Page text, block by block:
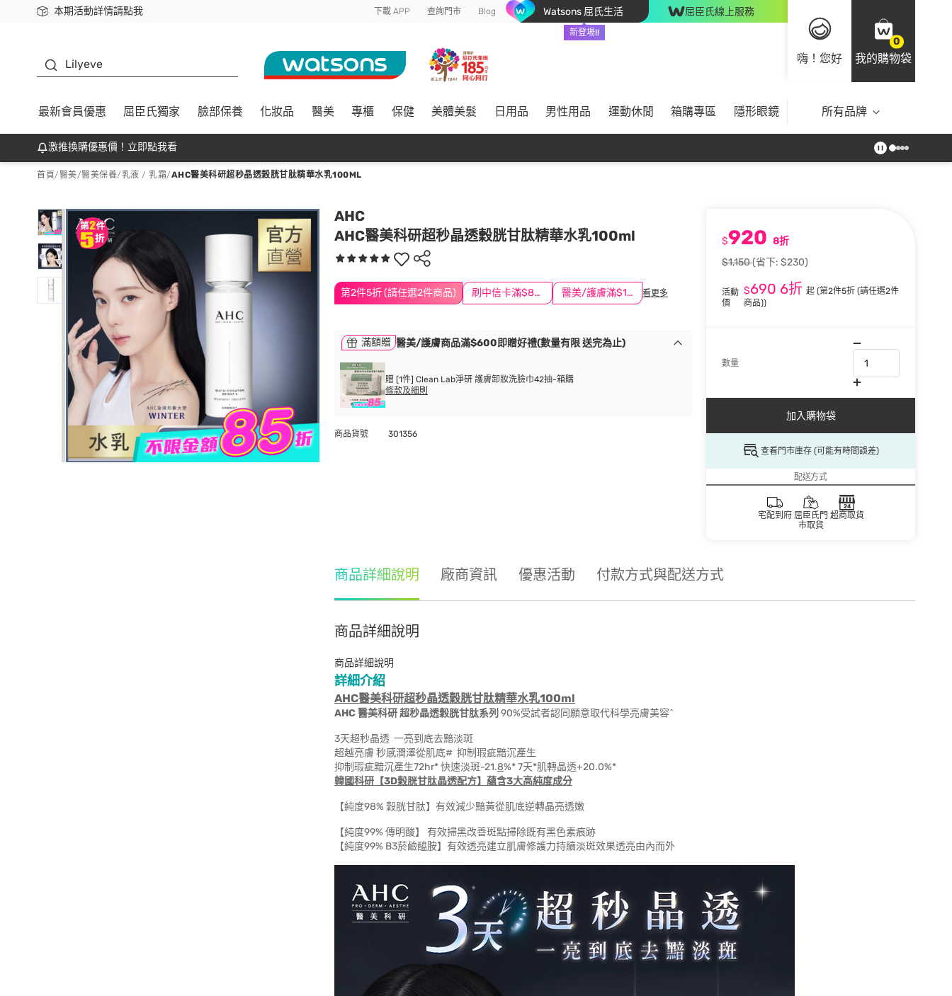
本期活動詳情請點我
下載app最高回饋$350 下載 APP 查詢門市 Blog Watsons 屈氏生活
新登場!!
屈臣氏線上服務
嗨！您好
0
我的購物袋
Lilyeve
最新會員優惠 屈臣氏獨家 臉部保養 化妝品 醫美 專櫃 保健 美體美髮 日用品 男性用品 運動休閒 箱購專區 隱形眼鏡 所有品牌
激推換購優惠價！立即點我看
首頁/醫美/醫美保養/乳液 / 乳霜/AHC醫美科研超秒晶透穀胱甘肽精華水乳100ML
AHC
AHC醫美科研超秒晶透穀胱甘肽精華水乳100ml
第2件5折 (請任選2件商品) 刷中信卡滿$888送3萬點 醫美/護膚滿$1200送$200 看更多
$920 8折
$1,150(省下: $230)
活動
價
$690 6折起(第2件5折 (請任選2件
商品))
數量
加入購物袋
查看門市庫存 (可能有時間誤差)
配送方式
宅配到府 屈臣氏門
市取貨
超商取貨
滿額贈 醫美/護膚商品滿$600即贈好禮(數量有限 送完為止)
贈 [1件] Clean Lab淨研 護膚卸妝洗臉巾42抽-箱購
條款及細則
商品貨號 301356
商品詳細說明 廠商資訊 優惠活動 付款方式與配送方式
商品詳細說明
商品詳細說明
詳細介紹
AHC醫美科研超秒晶透穀胱甘肽精華水乳100ml
AHC醫美科研超秒晶透穀胱甘肽系列 90%受試者認同願意取代科學亮膚美容^
3天超秒晶透 一亮到底去黯淡斑
超越亮膚 秒感潤澤從肌底# 抑制瑕疵黯沉產生
抑制瑕疵黯沉產生72hr* 快速淡斑-21.8%* 7天*肌轉晶透+20.0%*
韓國科研【3D穀胱甘肽晶透配方】蘊含3大高純度成分
【純度98% 穀胱甘肽】有效減少黯黃從肌底逆轉晶亮透嫩
【純度99% 傳明酸】 有效掃黑改善斑點掃除既有黑色素痕跡
【純度99% B3菸鹼醯胺】有效透亮建立肌膚修護力持續淡斑效果透亮由內而外